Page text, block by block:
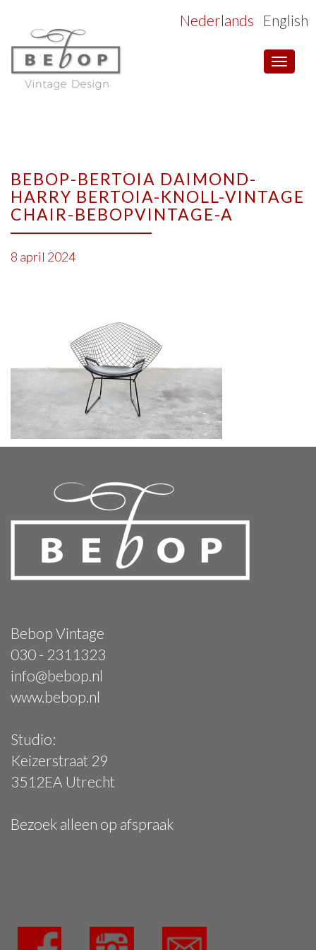
Toggle
Nederlands English
BEBOP-BERTOIA DAIMOND-
HARRY BERTOIA-KNOLL-VINTAGE
CHAIR-BEBOPVINTAGE-A
8 april 2024
Bebop Vintage
030 - 2311323
info@bebop.nl
www.bebop.nl
Studio:
Keizerstraat 29
3512EA Utrecht
Bezoek alleen op afspraak